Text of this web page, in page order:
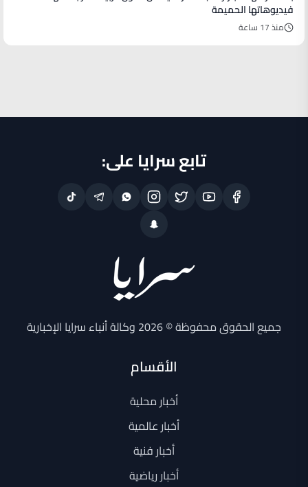
فيديوهاتها الحميمة
منذ 17 ساعة
تابع سرايا على:
جميع الحقوق محفوظة © 2026 وكالة أنباء سرايا الإخبارية
الأقسام
أخبار محلية
أخبار عالمية
أخبار فنية
أخبار رياضية